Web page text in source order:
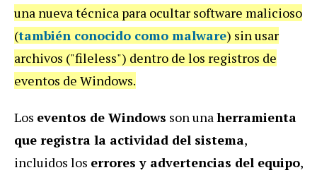
una nueva técnica para ocultar software malicioso
(también conocido como malware) sin usar
archivos ("fileless") dentro de los registros de
eventos de Windows.
Los eventos de Windows son unaherramienta
que registra la actividad del sistema,
incluidos los errores y advertencias del equipo,